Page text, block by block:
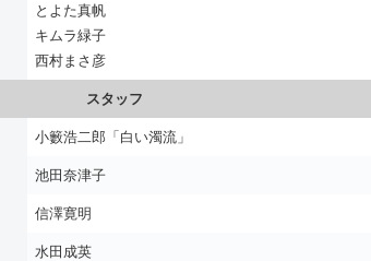
とよた真帆
キムラ緑子
西村まさ彦
スタッフ
小籔浩二郎「白い濁流」
池田奈津子
信澤寛明
水田成英